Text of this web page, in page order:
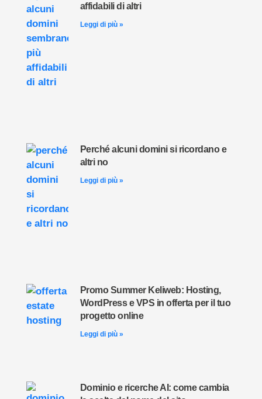
affidabili di altri
Leggi di più »
Perché alcuni domini si ricordano e
altri no
Leggi di più »
Promo Summer Keliweb: Hosting,
WordPress e VPS in offerta per il tuo
progetto online
Leggi di più »
Dominio e ricerche AI: come cambia